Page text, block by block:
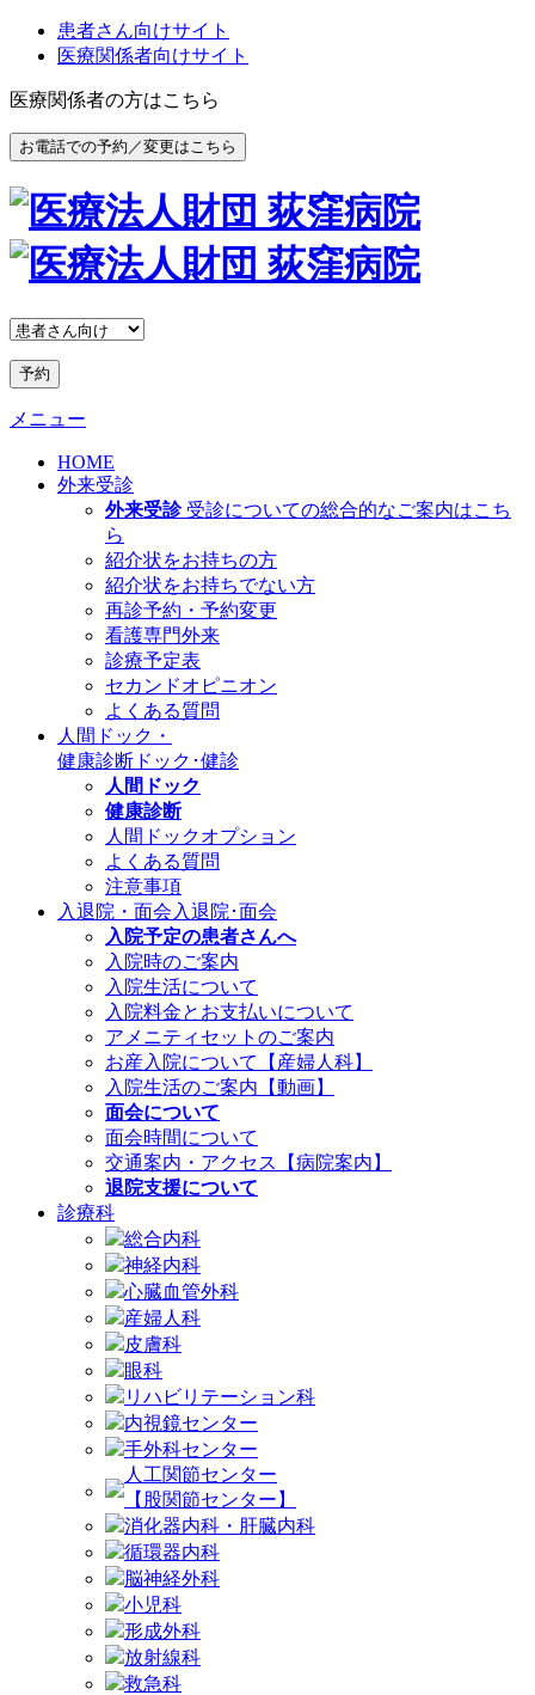
患者さん向けサイト
医療関係者向けサイト
医療関係者の方はこちら
お電話での予約／変更はこちら
予約
メニュー
HOME
外来受診
外来受診 受診についての総合的なご案内はこち
ら
紹介状をお持ちの方
紹介状をお持ちでない方
再診予約・予約変更
看護専門外来
診療予定表
セカンドオピニオン
よくある質問
人間ドック・
健康診断 ドック･健診
人間ドック
健康診断
人間ドックオプション
よくある質問
注意事項
入退院・面会 入退院･面会
入院予定の患者さんへ
入院時のご案内
入院生活について
入院料金とお支払いについて
アメニティセットのご案内
お産入院について【産婦人科】
入院生活のご案内【動画】
面会について
面会時間について
交通案内・アクセス【病院案内】
退院支援について
診療科
総合内科
神経内科
心臓血管外科
産婦人科
皮膚科
眼科
リハビリテーション科
内視鏡センター
手外科センター
人工関節センター
【股関節センター】
消化器内科・肝臓内科
循環器内科
脳神経外科
小児科
形成外科
放射線科
救急科